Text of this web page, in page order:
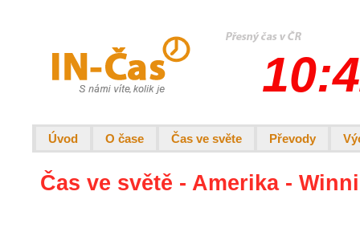
Úvod O čase Čas ve světe Převody
Čas ve světě - Amerika -